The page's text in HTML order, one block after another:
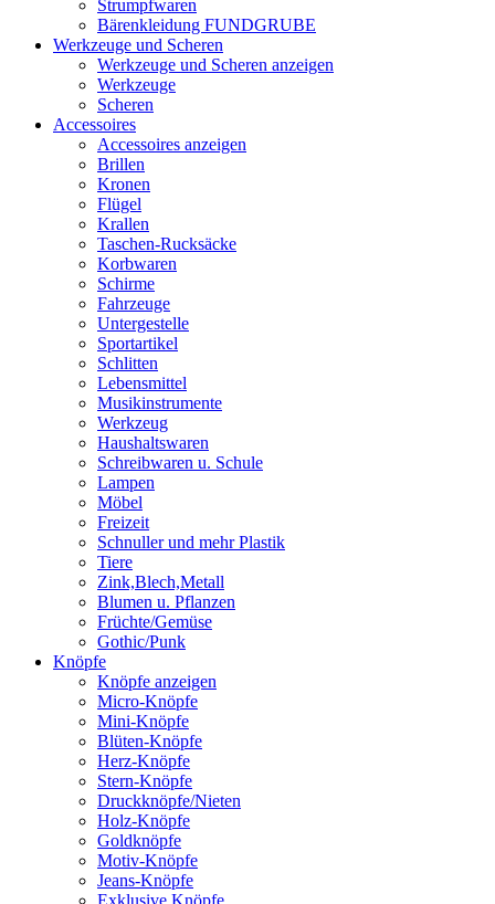
Strumpfwaren
Bärenkleidung FUNDGRUBE
Werkzeuge und Scheren
Werkzeuge und Scheren anzeigen
Werkzeuge
Scheren
Accessoires
Accessoires anzeigen
Brillen
Kronen
Flügel
Krallen
Taschen-Rucksäcke
Korbwaren
Schirme
Fahrzeuge
Untergestelle
Sportartikel
Schlitten
Lebensmittel
Musikinstrumente
Werkzeug
Haushaltswaren
Schreibwaren u. Schule
Lampen
Möbel
Freizeit
Schnuller und mehr Plastik
Tiere
Zink,Blech,Metall
Blumen u. Pflanzen
Früchte/Gemüse
Gothic/Punk
Knöpfe
Knöpfe anzeigen
Micro-Knöpfe
Mini-Knöpfe
Blüten-Knöpfe
Herz-Knöpfe
Stern-Knöpfe
Druckknöpfe/Nieten
Holz-Knöpfe
Goldknöpfe
Motiv-Knöpfe
Jeans-Knöpfe
Exklusive Knöpfe